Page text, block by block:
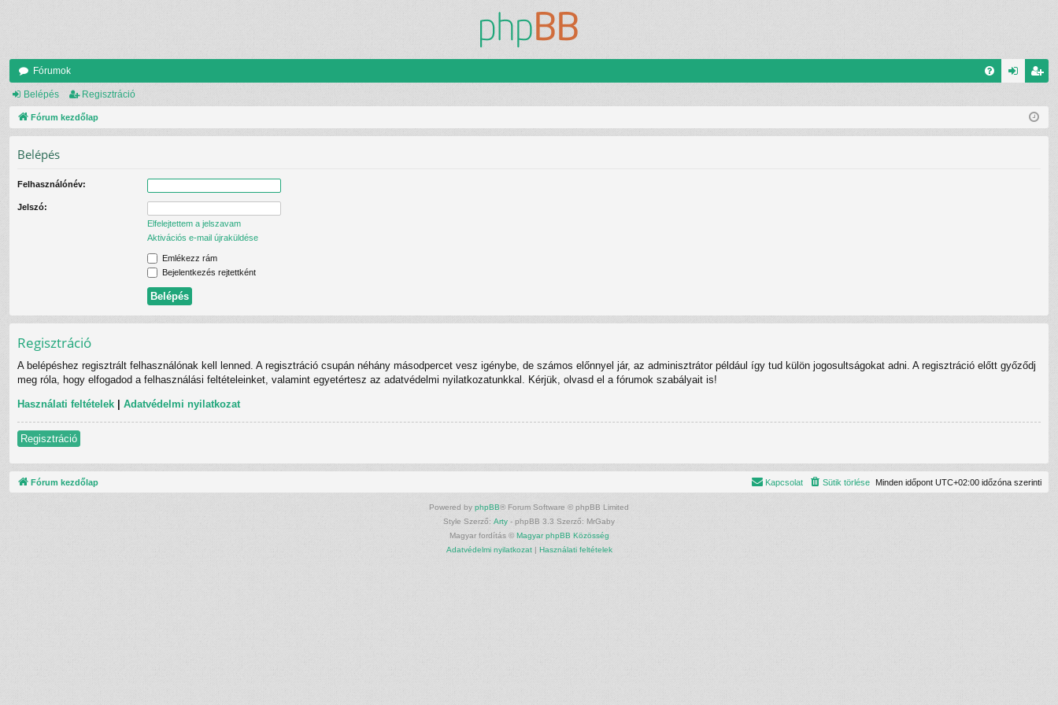
Fórumok
is
Belépés Regisztráció
Fórum kezdőlap
Belépés
Felhasználónév:
Jelszó:
Elfelejtettem a jelszavam
Aktivációs e-mail újraküldése
Emlékezz rám
Bejelentkezés rejtettként
Regisztráció
A belépéshez regisztrált felhasználónak kell lenned. A regisztráció csupán néhány másodpercet vesz igénybe, de számos előnnyel jár, az adminisztrátor például így tud külön jogosultságokat adni. A regisztráció előtt győződj
meg róla, hogy elfogadod a felhasználási feltételeinket, valamint egyetértesz az adatvédelmi nyilatkozatunkkal. Kérjük, olvasd el a fórumok szabályait is!
Használati feltételek | Adatvédelmi nyilatkozat
Regisztráció
Fórum kezdőlap Minden időpont UTC+02:00 időzóna szerinti
Sütik törlése
Kapcsolat
Powered by phpBB® Forum Software © phpBB Limited
Style Szerző: Arty - phpBB 3.3 Szerző: MrGaby
Magyar fordítás © Magyar phpBB Közösség
Adatvédelmi nyilatkozat| Használati feltételek